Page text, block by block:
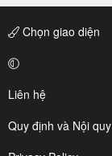
Chọn giao diện
Liên hệ
Quy định và Nội quy